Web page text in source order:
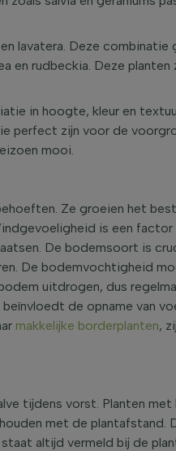
lavatera. Deze
rudbeckia. Deze planten
in hoogte, kleur en
perfect zijn voor de
mooi.
Ze groeien het
is een factor
De bodemsoort is
De bodemvochtigheid
uitdrogen, dus
de opname van
makkelijke borderplanten,
tijdens vorst. Planten
met de
altijd vermeld bij de